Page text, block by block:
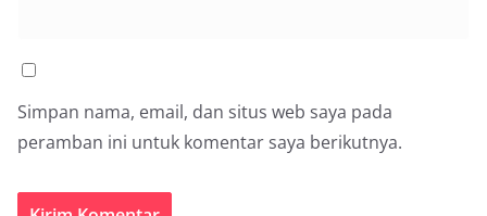
Simpan nama, email, dan situs web saya pada
peramban ini untuk komentar saya berikutnya.